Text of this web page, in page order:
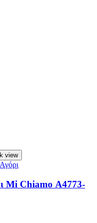
view
Mi Chiamo Α4773-